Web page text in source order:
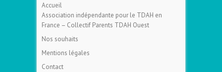
Accueil
Association indépendante pour le TDAH en
France – Collectif Parents TDAH Ouest
Nos souhaits
Mentions légales
Contact